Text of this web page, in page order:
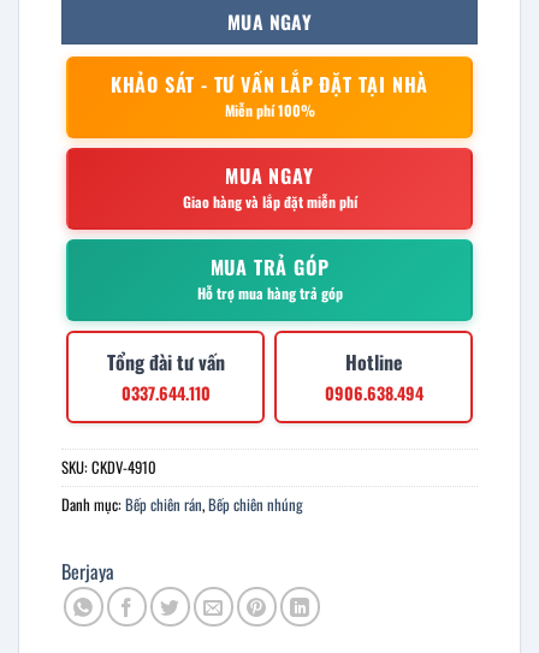
MUA NGAY
KHẢO SÁT - TƯ VẤN LẮP ĐẶT TẠI NHÀ
Miễn phí 100%
MUA NGAY
Giao hàng và lắp đặt miễn phí
MUA TRẢ GÓP
Hỗ trợ mua hàng trả góp
Tổng đài tư vấn
0337.644.110
Hotline
0906.638.494
SKU:CKDV-4910
Danh mục:Bếp chiên rán,Bếp chiên nhúng
Berjaya